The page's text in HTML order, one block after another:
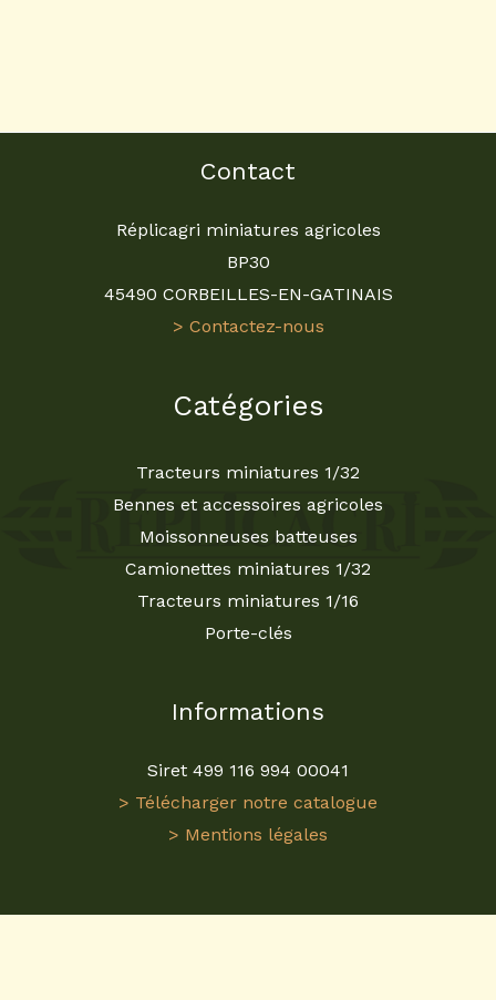
Contact
Réplicagri miniatures agricoles
BP30
45490 CORBEILLES-EN-GATINAIS
> Contactez-nous
Catégories
Tracteurs miniatures 1/32
Bennes et accessoires agricoles
Moissonneuses batteuses
Camionettes miniatures 1/32
Tracteurs miniatures 1/16
Porte-clés
Informations
Siret 499 116 994 00041
> Télécharger notre catalogue
> Mentions légales